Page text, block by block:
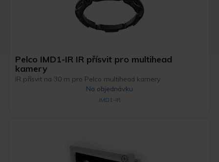
Pelco IMD1-IR IR přísvit pro multihead
kamery
IR přísvit na 30 m pro Pelco multihead kamery
Na objednávku
IMD1-IR